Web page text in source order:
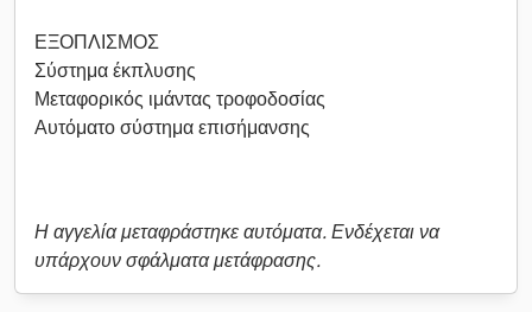
ΕΞΟΠΛΙΣΜΟΣ
Σύστημα έκπλυσης
Μεταφορικός ιμάντας τροφοδοσίας
Αυτόματο σύστημα επισήμανσης
Η αγγελία μεταφράστηκε αυτόματα. Ενδέχεται να
υπάρχουν σφάλματα μετάφρασης.